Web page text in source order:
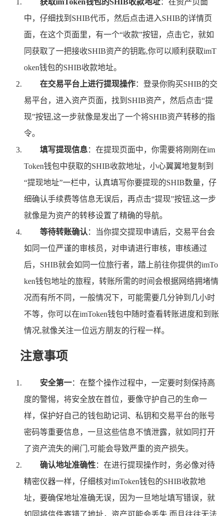
中，仔细找到SHIB代币，然后点击进入SHIB的详情页
面，在这个页面里，有一个“收款”按钮，点击它，就如
同获取了一把接收SHIB资产的钥匙,你可以顺利获取imT
oken钱包的SHIB收款地址。
在交易平台上进行提现操作：登录你购买SHIB的交
易平台，进入资产页面，找到SHIB资产，然后点击“提
现”按钮,这一步就像是发出了一个将SHIB资产转移的指
令。
填写提现信息：在提现页面中，你需要将刚刚在im
Token钱包中获取的SHIB收款地址，小心翼翼地复制到
“提现地址”一栏中，认真填写你要提现的SHIB数量，仔
细确认手续费等信息无误后，再点击“提现”按钮,这一步
就像是为资产的转移设置了精确的导航。
等待转账确认 ：当你提交提现申请后，交易平台会
如同一位严谨的审核员，对申请进行审核，审核通过
后，SHIB就会如同一位旅行者，踏上前往你提供的imTo
ken钱包地址的旅程，转账所需的时间会根据网络拥堵情
况而有所不同，一般情况下，可能需要几分钟到几小时
不等，你可以在imToken钱包中随时查看转账进度和到账
情况,就像关注一位远方朋友的行程一样。
注意事项
安全第一：在整个操作过程中，一定要时刻保持高
度的警惕，将安全放在首位，要像守护自己的生命一
样，保护好自己的钱包助记词、私钥和交易平台的账号
密码等重要信息，一旦这些信息不慎泄露，就如同打开
了资产流失的闸门,可能会导致严重的资产损失。
确认地址准确性：在进行提现操作时，务必像对待
精密仪器一样，仔细核对imToken钱包的SHIB收款地
址，要确保地址准确无误，因为一旦地址填写错误，就